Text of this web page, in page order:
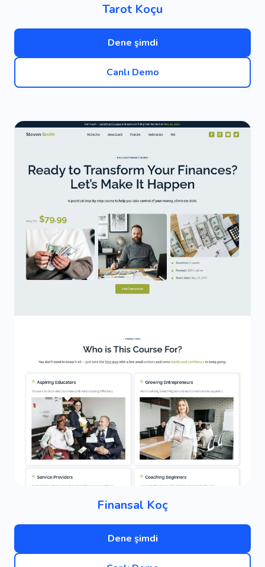
Tarot Koçu
Dene şimdi
Canlı Demo
Finansal Koç
Dene şimdi